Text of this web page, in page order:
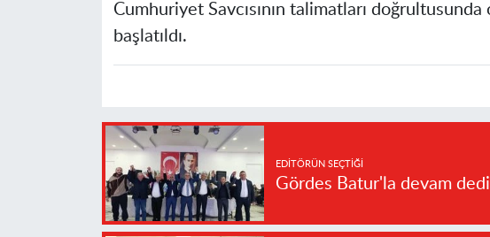
Cumhuriyet Savcısının talimatları
başlatıldı.
EDITÖRÜN SEÇTIĞI
Gördes Batur'la devam dedi